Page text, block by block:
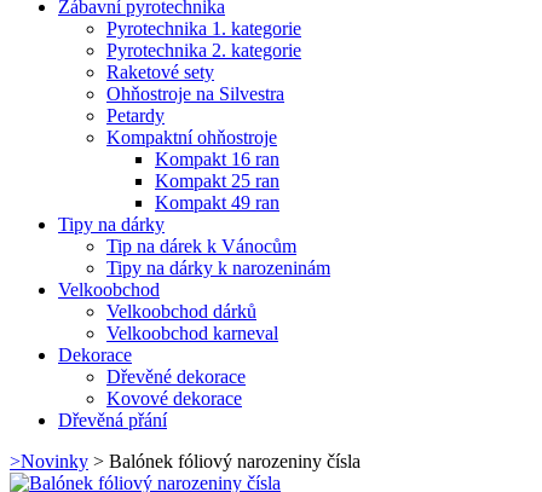
Zábavní pyrotechnika
Pyrotechnika 1. kategorie
Pyrotechnika 2. kategorie
Raketové sety
Ohňostroje na Silvestra
Petardy
Kompaktní ohňostroje
Kompakt 16 ran
Kompakt 25 ran
Kompakt 49 ran
Tipy na dárky
Tip na dárek k Vánocům
Tipy na dárky k narozeninám
Velkoobchod
Velkoobchod dárků
Velkoobchod karneval
Dekorace
Dřevěné dekorace
Kovové dekorace
Dřevěná přání
>Novinky > Balónek fóliový narozeniny čísla